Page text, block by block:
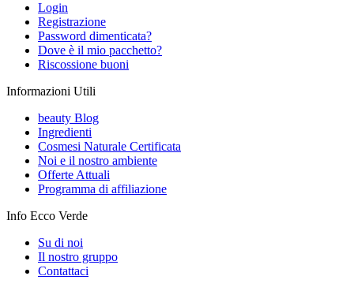
Login
Registrazione
Password dimenticata?
Dove è il mio pacchetto?
Riscossione buoni
Informazioni Utili
beauty Blog
Ingredienti
Cosmesi Naturale Certificata
Noi e il nostro ambiente
Offerte Attuali
Programma di affiliazione
Info Ecco Verde
Su di noi
Il nostro gruppo
Contattaci